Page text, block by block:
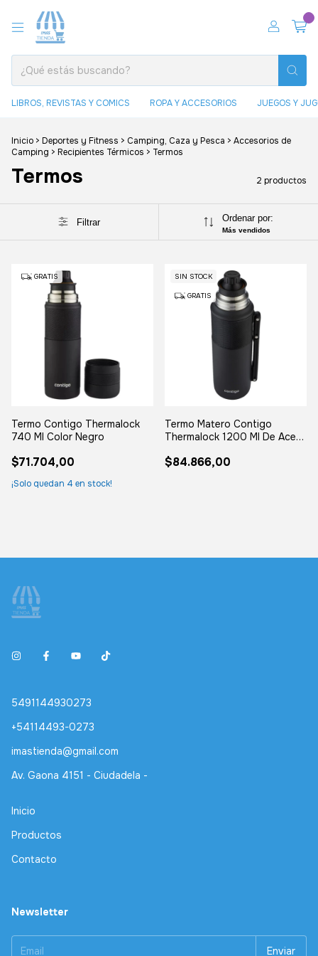
LIBROS, REVISTAS Y COMICS ROPA Y ACCESORIOS JUEGOS Y
Inicio > Deportes y Fitness > Camping, Caza y Pesca > Accesorios de
Camping > Recipientes Térmicos > Termos
Termos 2 productos
Filtrar Ordenar por:
Más vendidos
GRATIS
Termo Contigo Thermalock
740 Ml Color Negro
$71.704,00
¡Solo quedan 4 en stock!
SIN STOCK
GRATIS
Termo Matero Contigo
Thermalock 1200 Ml De Acero
$84.866,00
5491144930273
+54114493-0273
imastienda@gmail.com
Av. Gaona 4151 - Ciudadela -
Inicio
Productos
Contacto
Newsletter